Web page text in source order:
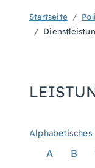
Startseite
A B